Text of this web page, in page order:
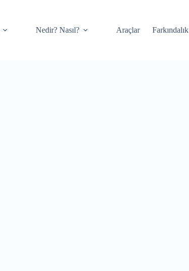
Nedir? Nasıl? Araçlar Farkındalık